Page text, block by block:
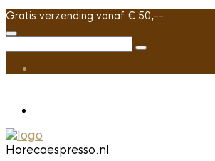
Gratis verzending vanaf € 50,--
Horecaespresso.nl